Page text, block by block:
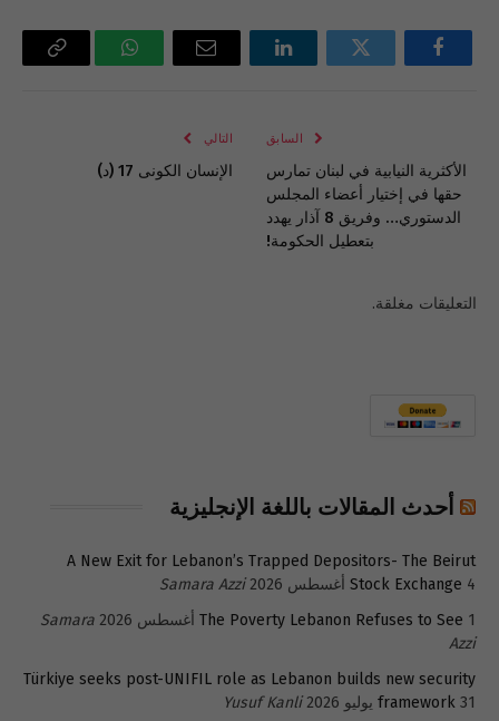
فيسبوك تويتر لينكدإن
البريد
واتساب Copy
السابق
الأكثرية النيابية في لبنان تمارس
حقها في إختيار أعضاء المجلس
الدستوري… وفريق 8 آذار يهدد
بتعطيل الحكومة!
التالي
الإنسان الكونى 17 (د)
التعليقات مغلقة.
أحدث المقالات باللغة الإنجليزية
A New Exit for Lebanon’s Trapped Depositors- The Beirut
Stock Exchange 4 أغسطس 2026
Samara Azzi
The Poverty Lebanon Refuses to See 1 أغسطس 2026
Samara
Azzi
Türkiye seeks post-UNIFIL role as Lebanon builds new security
framework 31 يوليو 2026
Yusuf Kanli